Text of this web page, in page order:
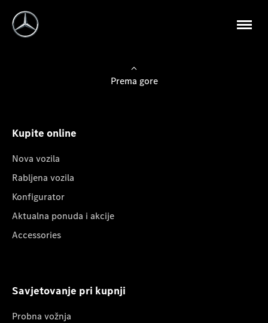
Prema gore
Kupite online
Nova vozila
Rabljena vozila
Konfigurator
Aktualna ponuda i akcije
Accessories
Savjetovanje pri kupnji
Probna vožnja